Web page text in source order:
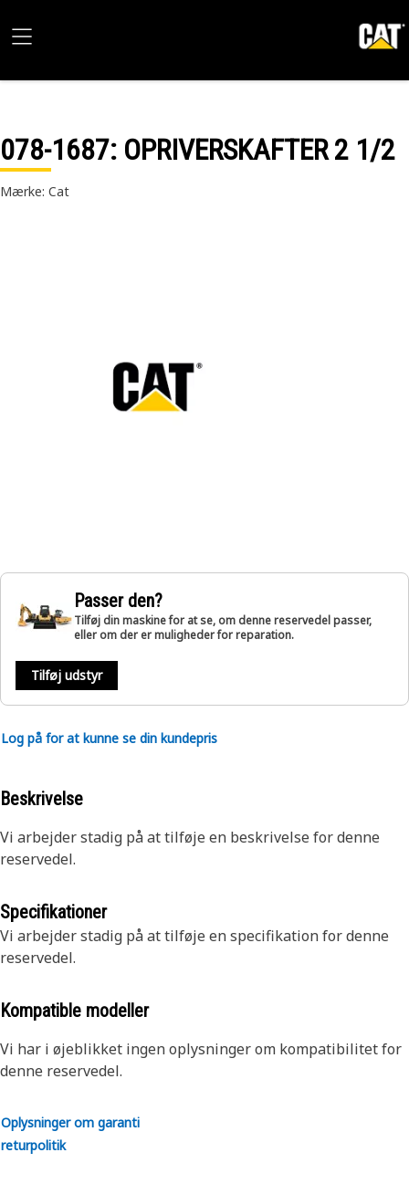
078-1687: OPRIVERSKAFTER 2 1/2
Mærke: Cat
Passer den?
Tilføj din maskine for at se, om denne reservedel passer,
eller om der er muligheder for reparation.
Tilføj udstyr
Log på for at kunne se din kundepris
Beskrivelse
Vi arbejder stadig på at tilføje en beskrivelse for denne
reservedel.
Specifikationer
Vi arbejder stadig på at tilføje en specifikation for denne
reservedel.
Kompatible modeller
Vi har i øjeblikket ingen oplysninger om kompatibilitet for
denne reservedel.
Oplysninger om garanti
returpolitik